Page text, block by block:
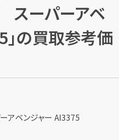
スーパーアベ
の買取参考価